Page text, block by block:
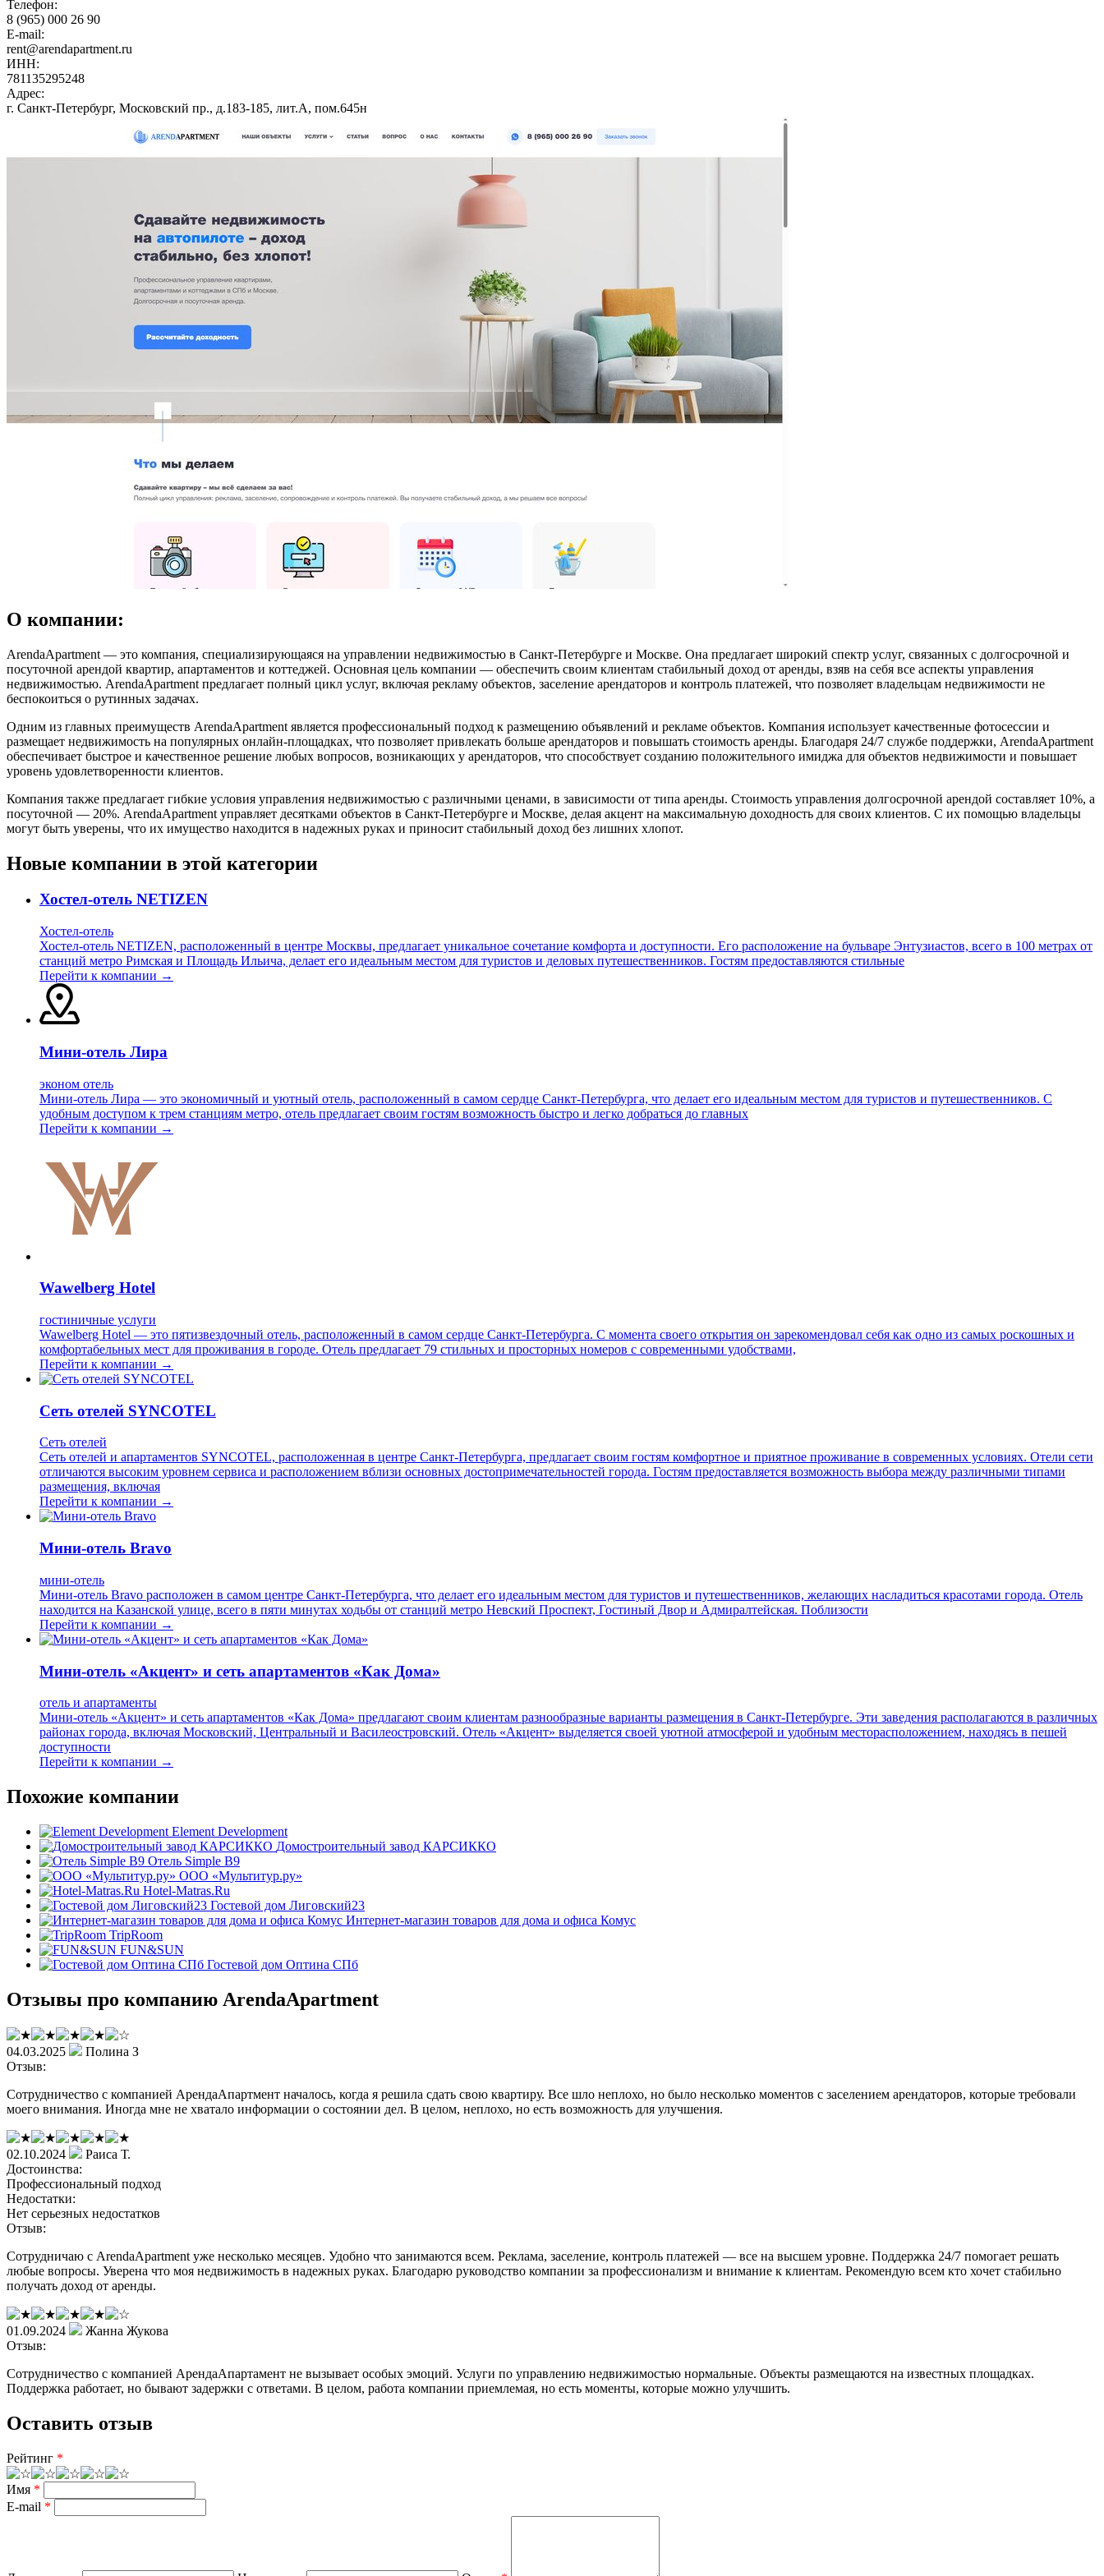
Телефон:
8 (965) 000 26 90
E-mail:
rent@arendapartment.ru
ИНН:
781135295248
Адрес:
г. Санкт-Петербург, Московский пр., д.183-185, лит.А, пом.645н
О компании:
ArendaApartment — это компания, специализирующаяся на управлении недвижимостью в Санкт-Петербурге и Москве. Она предлагает широкий спектр услуг, связанных с долгосрочной и
посуточной арендой квартир, апартаментов и коттеджей. Основная цель компании — обеспечить своим клиентам стабильный доход от аренды, взяв на себя все аспекты управления
недвижимостью. ArendaApartment предлагает полный цикл услуг, включая рекламу объектов, заселение арендаторов и контроль платежей, что позволяет владельцам недвижимости не
беспокоиться о рутинных задачах.
Одним из главных преимуществ ArendaApartment является профессиональный подход к размещению объявлений и рекламе объектов. Компания использует качественные фотосессии и
размещает недвижимость на популярных онлайн-площадках, что позволяет привлекать больше арендаторов и повышать стоимость аренды. Благодаря 24/7 службе поддержки, ArendaApartment
обеспечивает быстрое и качественное решение любых вопросов, возникающих у арендаторов, что способствует созданию положительного имиджа для объектов недвижимости и повышает
уровень удовлетворенности клиентов.
Компания также предлагает гибкие условия управления недвижимостью с различными ценами, в зависимости от типа аренды. Стоимость управления долгосрочной арендой составляет 10%, а
посуточной — 20%. ArendaApartment управляет десятками объектов в Санкт-Петербурге и Москве, делая акцент на максимальную доходность для своих клиентов. С их помощью владельцы
могут быть уверены, что их имущество находится в надежных руках и приносит стабильный доход без лишних хлопот.
Новые компании в этой категории
Хостел-отель NETIZEN
Хостел-отель
Хостел-отель NETIZEN, расположенный в центре Москвы, предлагает уникальное сочетание комфорта и доступности. Его расположение на бульваре Энтузиастов, всего в 100 метрах от
станций метро Римская и Площадь Ильича, делает его идеальным местом для туристов и деловых путешественников. Гостям предоставляются стильные
Перейти к компании →
Мини-отель Лира
эконом отель
Мини-отель Лира — это экономичный и уютный отель, расположенный в самом сердце Санкт-Петербурга, что делает его идеальным местом для туристов и путешественников. С
удобным доступом к трем станциям метро, отель предлагает своим гостям возможность быстро и легко добраться до главных
Перейти к компании →
Wawelberg Hotel
гостиничные услуги
Wawelberg Hotel — это пятизвездочный отель, расположенный в самом сердце Санкт-Петербурга. С момента своего открытия он зарекомендовал себя как одно из самых роскошных и
комфортабельных мест для проживания в городе. Отель предлагает 79 стильных и просторных номеров с современными удобствами,
Перейти к компании →
Сеть отелей SYNCOTEL
Сеть отелей
Сеть отелей и апартаментов SYNCOTEL, расположенная в центре Санкт-Петербурга, предлагает своим гостям комфортное и приятное проживание в современных условиях. Отели сети
отличаются высоким уровнем сервиса и расположением вблизи основных достопримечательностей города. Гостям предоставляется возможность выбора между различными типами
размещения, включая
Перейти к компании →
Мини-отель Bravo
мини-отель
Мини-отель Bravo расположен в самом центре Санкт-Петербурга, что делает его идеальным местом для туристов и путешественников, желающих насладиться красотами города. Отель
находится на Казанской улице, всего в пяти минутах ходьбы от станций метро Невский Проспект, Гостиный Двор и Адмиралтейская. Поблизости
Перейти к компании →
Мини-отель «Акцент» и сеть апартаментов «Как Дома»
отель и апартаменты
Мини-отель «Акцент» и сеть апартаментов «Как Дома» предлагают своим клиентам разнообразные варианты размещения в Санкт-Петербурге. Эти заведения располагаются в различных
районах города, включая Московский, Центральный и Василеостровский. Отель «Акцент» выделяется своей уютной атмосферой и удобным месторасположением, находясь в пешей
доступности
Перейти к компании →
Похожие компании
Element Development
Домостроительный завод КАРСИККО
Отель Simple B9
ООО «Мультитур.ру»
Hotel-Matras.Ru
Гостевой дом Лиговский23
Интернет-магазин товаров для дома и офиса Комус
TripRoom
FUN&SUN
Гостевой дом Оптина СПб
Отзывы про компанию ArendaApartment
04.03.2025
Полина З
Отзыв:
Сотрудничество с компанией АрендаАпартмент началось, когда я решила сдать свою квартиру. Все шло неплохо, но было несколько моментов с заселением арендаторов, которые требовали
моего внимания. Иногда мне не хватало информации о состоянии дел. В целом, неплохо, но есть возможность для улучшения.
02.10.2024
Раиса Т.
Достоинства:
Профессиональный подход
Недостатки:
Нет серьезных недостатков
Отзыв:
Сотрудничаю с ArendaApartment уже несколько месяцев. Удобно что занимаются всем. Реклама, заселение, контроль платежей — все на высшем уровне. Поддержка 24/7 помогает решать
любые вопросы. Уверена что моя недвижимость в надежных руках. Благодарю руководство компании за профессионализм и внимание к клиентам. Рекомендую всем кто хочет стабильно
получать доход от аренды.
01.09.2024
Жанна Жукова
Отзыв:
Сотрудничество с компанией АрендаАпартамент не вызывает особых эмоций. Услуги по управлению недвижимостью нормальные. Объекты размещаются на известных площадках.
Поддержка работает, но бывают задержки с ответами. В целом, работа компании приемлемая, но есть моменты, которые можно улучшить.
Оставить отзыв
Рейтинг *
Имя *
E-mail *